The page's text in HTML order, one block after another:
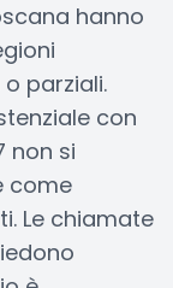
hanno
parziali.
con
non si
come
Le chiamate